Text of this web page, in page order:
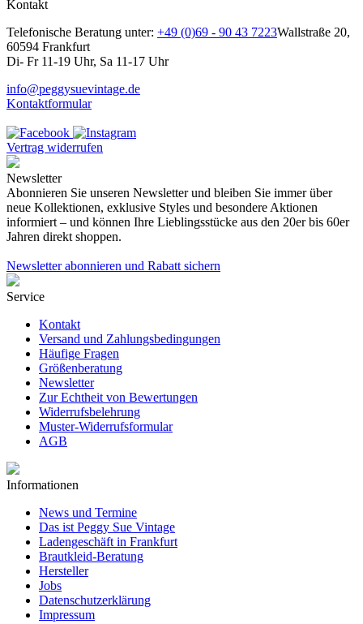
Kontakt
Telefonische Beratung unter: +49 (0)69 - 90 43 7223Wallstraße 20,
60594 Frankfurt
Di- Fr 11-19 Uhr, Sa 11-17 Uhr
info@peggysuevintage.de
Kontaktformular
Vertrag widerrufen
Newsletter
Abonnieren Sie unseren Newsletter und bleiben Sie immer über
neue Kollektionen, exklusive Styles und besondere Aktionen
informiert – und können Ihre Lieblingsstücke aus den 20er bis 60er
Jahren direkt shoppen.
Newsletter abonnieren und Rabatt sichern
Service
Kontakt
Versand und Zahlungsbedingungen
Häufige Fragen
Größenberatung
Newsletter
Zur Echtheit von Bewertungen
Widerrufsbelehrung
Muster-Widerrufsformular
AGB
Informationen
News und Termine
Das ist Peggy Sue Vintage
Ladengeschäft in Frankfurt
Brautkleid-Beratung
Hersteller
Jobs
Datenschutzerklärung
Impressum